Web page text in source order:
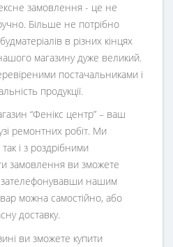
замовлення - це не
Більше не потрібно
в різних кінцях
магазину дуже великий.
постачальниками і
продукції.
“Фенікс центр” – ваш
ремонтних робіт. Ми
і з роздрібними
замовлення ви зможете
зателефонувавши нашим
можна самостійно, або
доставку.
ви зможете купити